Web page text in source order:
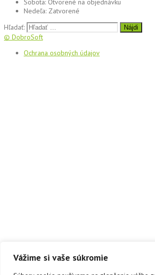
Vážime si vaše súkromie
Sobota: Otvorené na objednávku
Nedeľa: Zatvorené
Hľadať:
© DobroSoft
Ochrana osobných údajov